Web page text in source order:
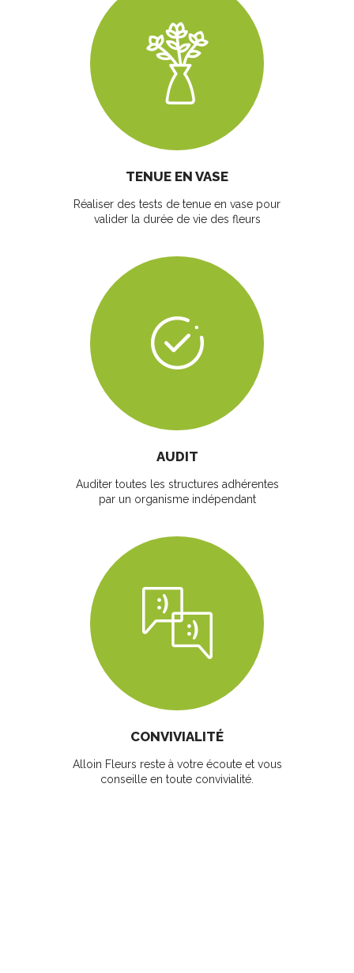
TENUE EN VASE
Réaliser des tests de tenue en vase pour
valider la durée de vie des fleurs
AUDIT
Auditer toutes les structures adhérentes
par un organisme indépendant
CONVIVIALITÉ
Alloin Fleurs reste à votre écoute et vous
conseille en toute convivialité.